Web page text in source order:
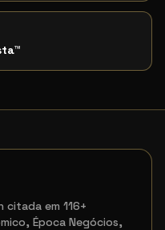
™
em 116+
Época Negócios,